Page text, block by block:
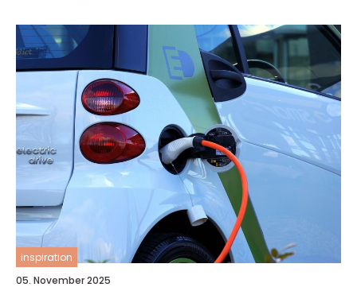
inspiration
05. November 2025